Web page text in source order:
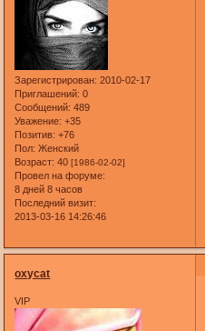
Зарегистрирован: 2010-02-17
Приглашений: 0
Сообщений: 489
Уважение: +35
Позитив: +76
Пол: Женский
Возраст: 40[1986-02-02]
Провел на форуме:
8 дней 8 часов
Последний визит:
2013-03-16 14:26:46
oxycat
VIP